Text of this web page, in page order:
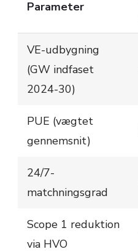
Parameter
VE-udbygning
(GW indfaset
2024-30)
PUE (vægtet
gennemsnit)
24/7-
matchningsgrad
Scope 1 reduktion
via HVO